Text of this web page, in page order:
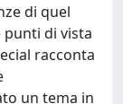
di quel
di vista
racconta
un tema in